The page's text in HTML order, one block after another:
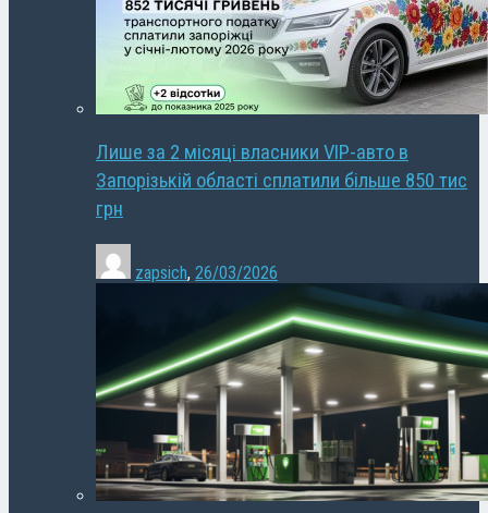
Лише за 2 місяці власники VIP-авто в
Запорізькій області сплатили більше 850 тис
грн
zapsich, 26/03/2026